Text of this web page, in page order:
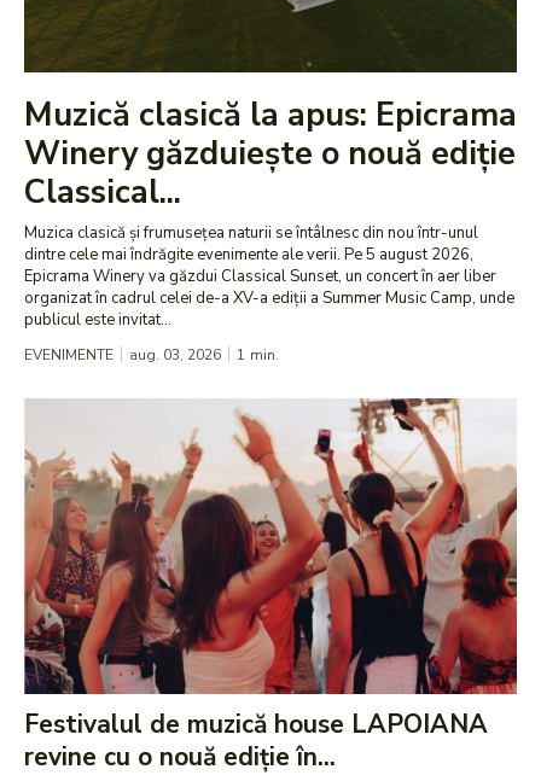
Muzică clasică la apus: Epicrama
Winery găzduiește o nouă ediție
Classical...
Muzica clasică și frumusețea naturii se întâlnesc din nou într-unul
dintre cele mai îndrăgite evenimente ale verii. Pe 5 august 2026,
Epicrama Winery va găzdui Classical Sunset, un concert în aer liber
organizat în cadrul celei de-a XV-a ediții a Summer Music Camp, unde
publicul este invitat...
EVENIMENTE aug. 03, 2026 1 min.
Festivalul de muzică house LAPOIANA
revine cu o nouă ediție în...